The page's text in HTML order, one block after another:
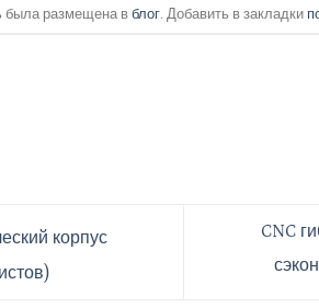
была размещена в блог. Добавить в закладки
корпус
CNC